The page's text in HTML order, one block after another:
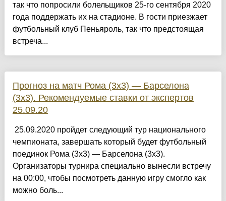
так что попросили болельщиков 25-го сентября 2020
года поддержать их на стадионе. В гости приезжает
футбольный клуб Пеньяроль, так что предстоящая
встреча...
Прогноз на матч Рома (3х3) — Барселона
(3х3). Рекомендуемые ставки от экспертов
25.09.20
25.09.2020 пройдет следующий тур национального
чемпионата, завершать который будет футбольный
поединок Рома (3х3) — Барселона (3х3).
Организаторы турнира специально вынесли встречу
на 00:00, чтобы посмотреть данную игру смогло как
можно боль...